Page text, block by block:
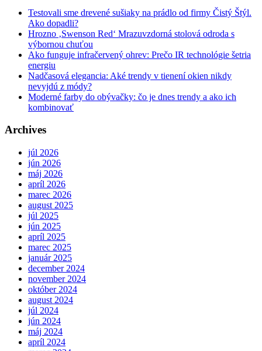
Testovali sme drevené sušiaky na prádlo od firmy Čistý Štýl.
Ako dopadli?
Hrozno ‚Swenson Red‘ Mrazuvzdorná stolová odroda s
výbornou chuťou
Ako funguje infračervený ohrev: Prečo IR technológie šetria
energiu
Nadčasová elegancia: Aké trendy v tienení okien nikdy
nevyjdú z módy?
Moderné farby do obývačky: čo je dnes trendy a ako ich
kombinovať
Archives
júl 2026
jún 2026
máj 2026
apríl 2026
marec 2026
august 2025
júl 2025
jún 2025
apríl 2025
marec 2025
január 2025
december 2024
november 2024
október 2024
august 2024
júl 2024
jún 2024
máj 2024
apríl 2024